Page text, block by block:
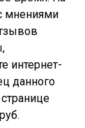
мнениями
интернет-
данного